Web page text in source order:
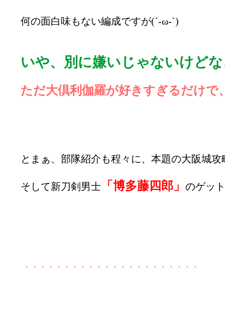
何の面白味もない編成ですが(´-ω-`)
いや、別に嫌いじゃないけど
ただ大倶利伽羅が好きすぎるだけで
とまぁ、部隊紹介も程々に、本題の大阪城攻
そして新刀剣男士 「博多藤四郎」 のゲッ